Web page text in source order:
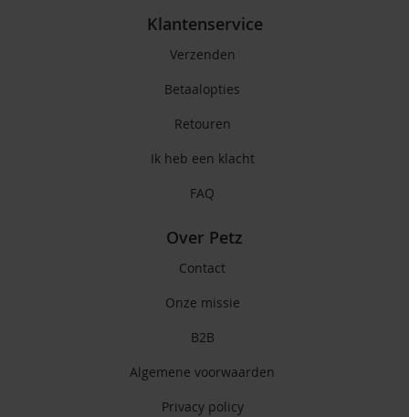
Klantenservice
Verzenden
Betaalopties
Retouren
Ik heb een klacht
FAQ
Over Petz
Contact
Onze missie
B2B
Algemene voorwaarden
Privacy policy